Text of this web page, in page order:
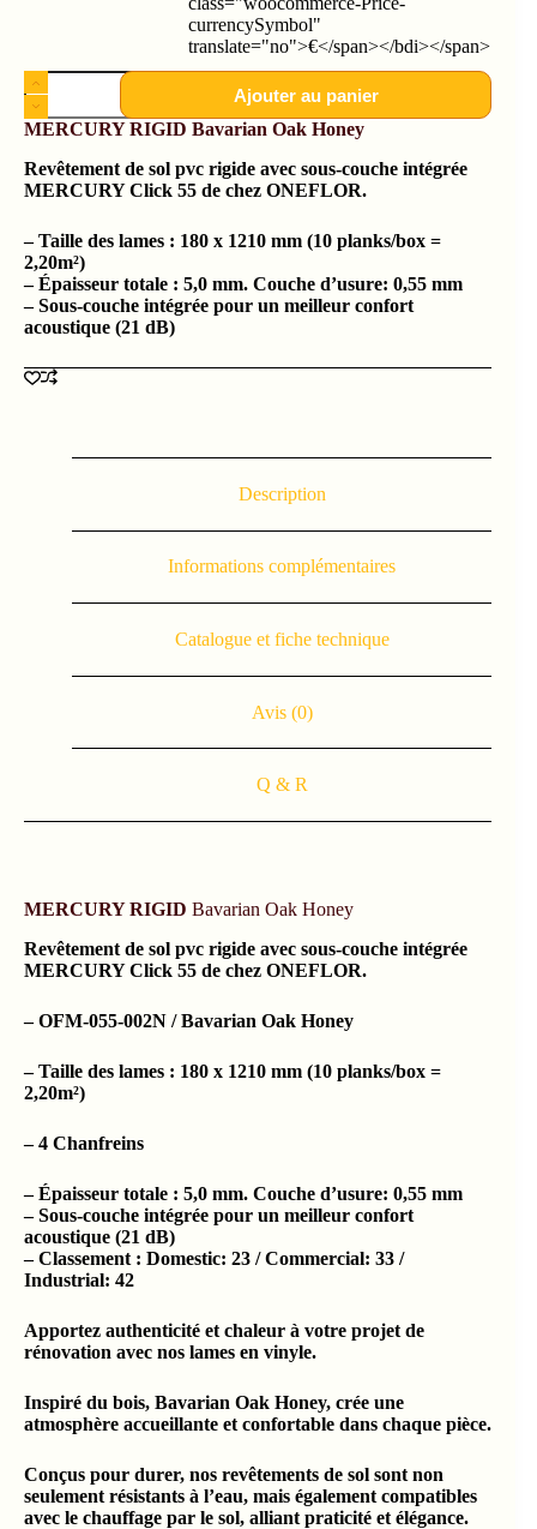
currencySymbol"
translate="no">€</span></bdi></span>
Ajouter au panier
MERCURY RIGID Bavarian Oak Honey
Revêtement de sol pvc rigide avec sous-couche intégrée
MERCURY Click 55 de chez ONEFLOR.
– Taille des lames : 180 x 1210 mm (10 planks/box =
2,20m²)
– Épaisseur totale : 5,0 mm. Couche d’usure: 0,55 mm
– Sous-couche intégrée pour un meilleur confort
acoustique (21 dB)
Description
Informations complémentaires
Catalogue et fiche technique
Avis (0)
Q & R
MERCURY RIGID Bavarian Oak Honey
Revêtement de sol pvc rigide avec sous-couche intégrée
MERCURY Click 55 de chez ONEFLOR.
– OFM-055-002N / Bavarian Oak Honey
– Taille des lames : 180 x 1210 mm (10 planks/box =
2,20m²)
– 4 Chanfreins
– Épaisseur totale : 5,0 mm. Couche d’usure: 0,55 mm
– Sous-couche intégrée pour un meilleur confort
acoustique (21 dB)
– Classement : Domestic: 23 / Commercial: 33 /
Industrial: 42
Apportez authenticité et chaleur à votre projet de
rénovation avec nos lames en vinyle.
Inspiré du bois, Bavarian Oak Honey, crée une
atmosphère accueillante et confortable dans chaque pièce.
Conçus pour durer, nos revêtements de sol sont non
seulement résistants à l’eau, mais également compatibles
avec le chauffage par le sol, alliant praticité et élégance.